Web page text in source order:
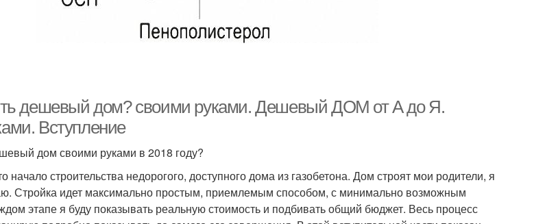
дешевый дом? своими руками. Дешевый ДОМ от А до Я.
Вступление
дом своими руками в 2018 году?
начало строительства недорогого, доступного дома из газобетона. Дом строят мои родители, я
Стройка идет максимально простым, приемлемым способом, с минимально возможным
этапе я буду показывать реальную стоимость и подбивать общий бюджет. Весь процесс